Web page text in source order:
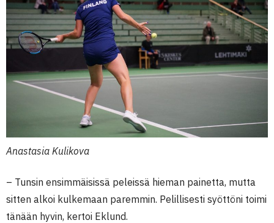
Anastasia Kulikova
– Tunsin ensimmäisissä peleissä hieman painetta, mutta
sitten alkoi kulkemaan paremmin. Pelillisesti syöttöni toimi
tänään hyvin, kertoi Eklund.